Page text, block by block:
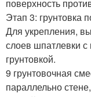
поверхность
Этап 3: грунтовка
Для укрепления,
слоев шпатлевки с
грунтовкой.
9 грунтовочная
параллельно